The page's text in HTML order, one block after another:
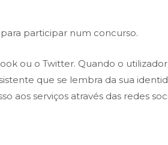
participar num concurso.
ou o Twitter. Quando o
que se lembra da sua
aos serviços através das redes